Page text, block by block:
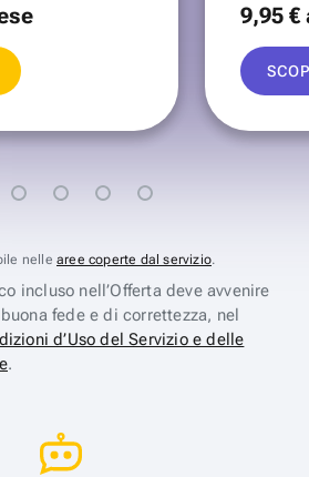
9,95 €
nelle aree coperte dal servizio.
incluso nell’Offerta deve avvenire
fede e di correttezza, nel
d’Uso del Servizio e delle
.